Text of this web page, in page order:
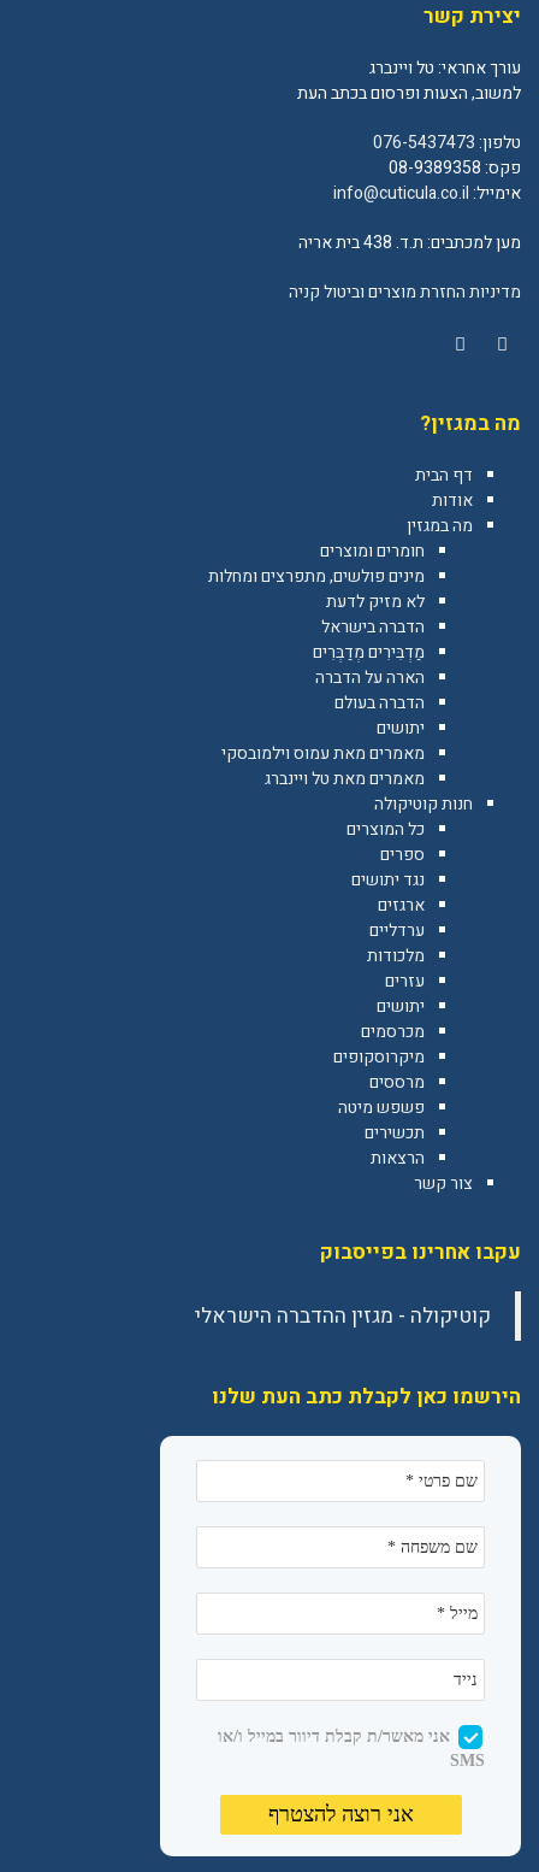
יצירת קשר
עורך אחראי: טל ויינברג
למשוב, הצעות ופרסום בכתב העת
טלפון:076-5437473
פקס: 08-9389358
אימייל:info@cuticula.co.il
מען למכתבים: ת.ד. 438 בית אריה
מדיניות החזרת מוצרים וביטול קניה
מה במגזין?
דף הבית
אודות
מה במגזין
חומרים ומוצרים
מינים פולשים, מתפרצים ומחלות
לא מזיק לדעת
הדברה בישראל
מַדְבִּירִים מְדַבְּרִים
הארה על הדברה
הדברה בעולם
יתושים
מאמרים מאת עמוס וילמובסקי
מאמרים מאת טל ויינברג
חנות קוטיקולה
כל המוצרים
ספרים
נגד יתושים
ארגזים
ערדליים
מלכודות
עזרים
יתושים
מכרסמים
מיקרוסקופים
מרססים
פשפש מיטה
תכשירים
הרצאות
צור קשר
עקבו אחרינו בפייסבוק
הירשמו כאן לקבלת כתב העת שלנו